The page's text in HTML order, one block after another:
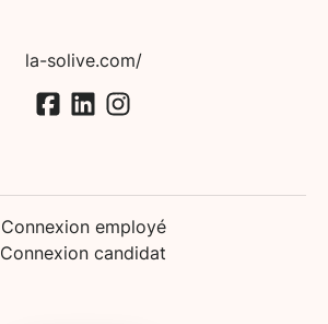
la-solive.com/
Connexion employé
Connexion candidat